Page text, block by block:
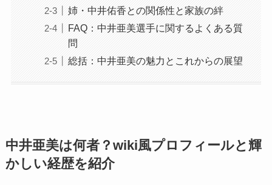
姉・中井佑香との関係性と家族の絆
FAQ：中井亜美選手に関するよくある質
問
総括：中井亜美の魅力とこれからの展望
中井亜美は何者？wiki風プロフィールと輝
かしい経歴を紹介